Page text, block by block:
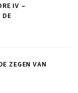
IV –
DE
ZEGEN VAN